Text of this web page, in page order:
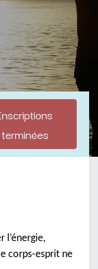
terminées
l’énergie,
corps-esprit ne